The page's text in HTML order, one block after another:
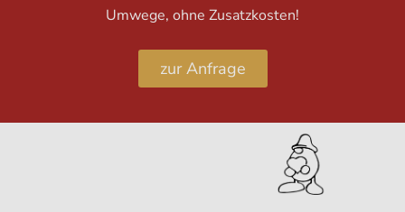
Umwege, ohne Zusatzkosten!
zur Anfrage